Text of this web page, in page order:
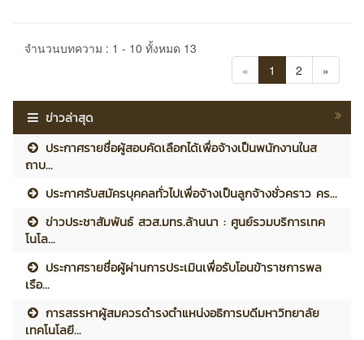
จำนวนบทความ : 1 - 10 ทั้งหมด 13
«
1 2 »
ข่าวล่าสุด
ประกาศรายชื่อผู้สอบคัดเลือกได้เพื่อจ้างเป็นพนักงานในส
ถาบ...
ประกาศรับสมัครบุคคลทั่วไปเพื่อจ้างเป็นลูกจ้างชั่วคราว คร...
ข่าวประชาสัมพันธ์ สวส.มทร.ล้านนา : ศูนย์รวมบริการเทค
โนโล...
ประกาศรายชื่อผู้ผ่านการประเมินเพื่อรับโอนข้าราชการพล
เรือ...
การสรรหาผู้สมควรดำรงตำแหน่งอธิการบดีมหาวิทยาลัย
เทคโนโลยี...